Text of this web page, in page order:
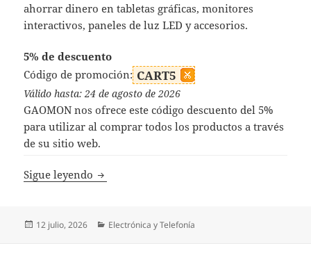
ahorrar dinero en tabletas gráficas, monitores
interactivos, paneles de luz LED y accesorios.
5% de descuento
Código de promoción: CART5
Válido hasta: 24 de agosto de 2026
GAOMON nos ofrece este código descuento del 5%
para utilizar al comprar todos los productos a través
de su sitio web.
Sigue leyendo Código Descuento GAOMON
Publicado
12 julio, 2026 Categorías
Electrónica y Telefonía